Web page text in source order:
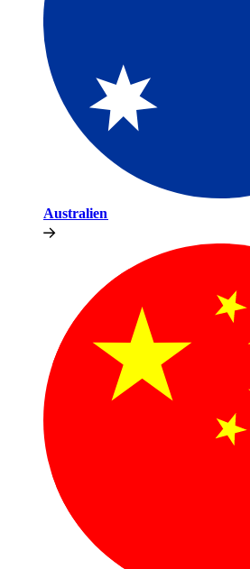
Australien​​